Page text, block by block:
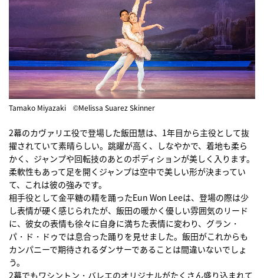
Tamako Miyazaki ©Melissa Suarez Skinner
2幕のカヴァリエ役で登場した飯田慧は、1年目から主役として抜
擢されていて素晴らしい。跳躍が高く、しなやかで、着地も柔ら
かく、ジャンプや回転技のあとのポディションが美しく入ります。
柔軟性もあって足を開くジャンプは空中で美しい形が決まってい
て、これは彼の強みです。
相手役として金平糖の精を踊ったEun Won Leeは、登場の際は少
し表情が硬く感じられたが、飯田の暖かく優しい雰囲気のリード
に、彼女の表情も徐々に自身に満ちた表情に変わり、グラン・
パ・ド・ドゥでは息合った踊りを見せました。飯田がこれからも
カンパニーで期待されるダンサーであることは間違いないでしょ
う。
2幕でもワシントン・バレエのオリジナルがたくさん盛り込まれて